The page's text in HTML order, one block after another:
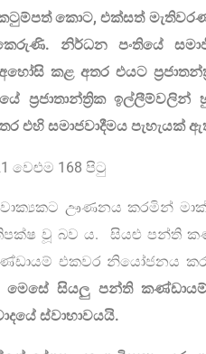
කොට, එක්සත්
නිර්ධන පංතියේ
කළ අතර එයට
ඉල්ලීම්වලින්
එහි සමාජවාදීමය පැහැයක්
168 පිටු
ඌණනය කරමින්
වූ බව ය. සියළු පන්ති
එකවර නියෝජනය
මෙසේ සියලු පන්ති
ස්වාභාවයයි.